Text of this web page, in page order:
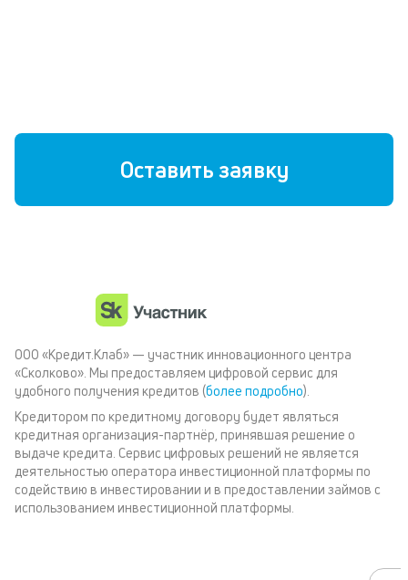
Оставить заявку
ООО «Кредит.Клаб» — участник инновационного центра
«Сколково». Мы предоставляем цифровой сервис для
удобного получения кредитов (более подробно).
Кредитором по кредитному договору будет являться
кредитная организация-партнёр, принявшая решение о
выдаче кредита. Сервис цифровых решений не является
деятельностью оператора инвестиционной платформы по
содействию в инвестировании и в предоставлении займов с
использованием инвестиционной платформы.